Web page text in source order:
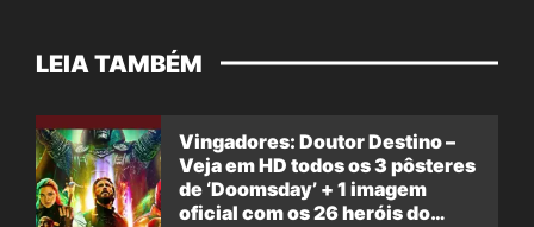
LEIA TAMBÉM
Vingadores: Doutor Destino –
Veja em HD todos os 3 pôsteres
de ‘Doomsday’ + 1 imagem
oficial com os 26 heróis do